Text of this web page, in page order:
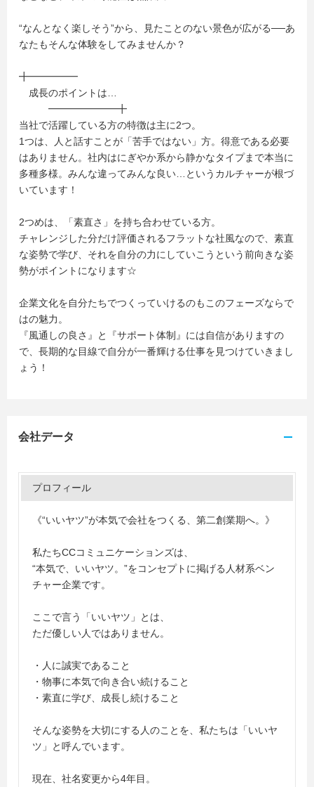
“なんとなく楽しそう”から、見たことのない景色が広がる──あ
なたもそんな体験をしてみませんか？
╋━━━━━
成長のポイントは…
━━━━━━━╋
当社で活躍している方の特徴は主に2つ。
1つは、人と話すことが「苦手ではない」方。得意である必要
はありません。社内はにぎやか系から静かなタイプまで本当に
多種多様。みんな違ってみんな良い…というカルチャーが根づ
いています！
2つめは、「素直さ」を持ち合わせている方。
チャレンジした分だけ評価されるフラットな社風なので、素直
な姿勢で学び、それを自分の力にしていこうという前向きな姿
勢がポイントになります☆
企業文化を自分たちでつくっていけるのもこのフェーズならで
はの魅力。
『風通しの良さ』と『サポート体制』には自信がありますの
で、長期的な目線で自分が一番輝ける仕事を見つけていきまし
ょう！
会社データ
プロフィール
《“いいヤツ”が本気で会社をつくる、第二創業期へ。》
私たちCCコミュニケーションズは、
“本気で、いいヤツ。”をコンセプトに掲げる人材系ベン
チャー企業です。
ここで言う「いいヤツ」とは、
ただ優しい人ではありません。
・人に誠実であること
・物事に本気で向き合い続けること
・素直に学び、成長し続けること
そんな姿勢を大切にする人のことを、私たちは「いいヤ
ツ」と呼んでいます。
現在、社名変更から4年目。